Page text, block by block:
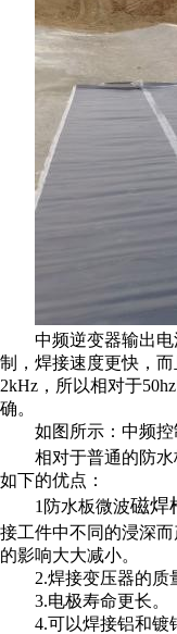
中频逆变器输出
制，焊接速度更快，
2kHz，所以相对于
确。
如图所示：中频控
相对于普通的防水
如下的优点：
1防水板微波磁焊
接工件中不同的浸深
的影响大大减小。
2.焊接变压器的质
3.电极寿命更长。
4.可以焊接铝和镀